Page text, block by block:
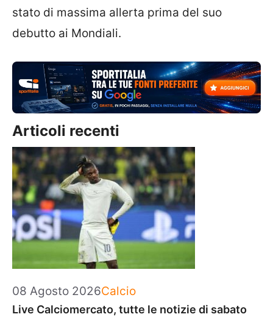
stato di massima allerta prima del suo
debutto ai Mondiali.
Articoli recenti
08 Agosto 2026Categorie
Calcio
Live Calciomercato, tutte le notizie di sabato